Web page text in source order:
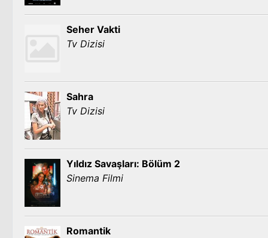
Seher Vakti
Tv Dizisi
Sahra
Tv Dizisi
Yıldız Savaşları: Bölüm 2
Sinema Filmi
Romantik